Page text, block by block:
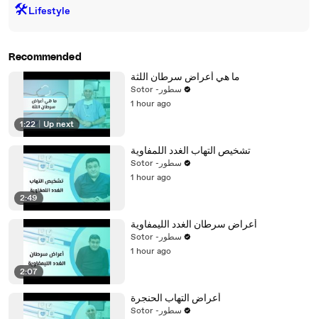
🛠️Lifestyle
Recommended
1:22 Up next
ما هي أعراض سرطان اللثة
Sotor -سطور
1 hour ago
2:49
تشخيص التهاب الغدد اللمفاوية
Sotor -سطور
1 hour ago
2:07
أعراض سرطان الغدد الليمفاوية
Sotor -سطور
1 hour ago
أعراض التهاب الحنجرة
Sotor -سطور